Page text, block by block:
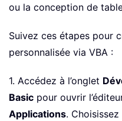
ou la conception de
Suivez ces étapes pour
personnalisée via VBA :
1. Accédez à l’onglet
Basic pour ouvrir
Applications. Choisissez